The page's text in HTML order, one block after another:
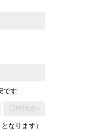
です
日時指定×
なります）